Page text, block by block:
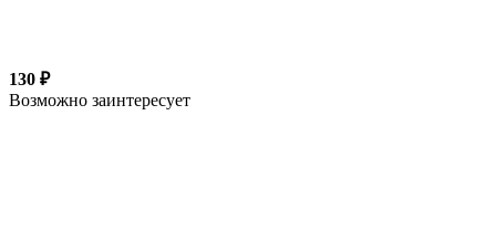
130 ₽
Возможно заинтересует